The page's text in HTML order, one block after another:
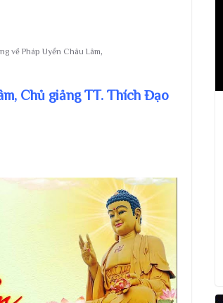
về Pháp Uyển Châu Lâm,
Chủ giảng TT. Thích Đạo